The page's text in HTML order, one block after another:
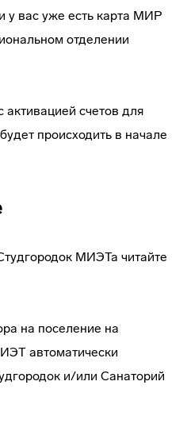
вас уже есть карта МИР
отделении
активацией счетов для
происходить в начале
МИЭТа читайте
на поселение на
автоматически
и/или Санаторий